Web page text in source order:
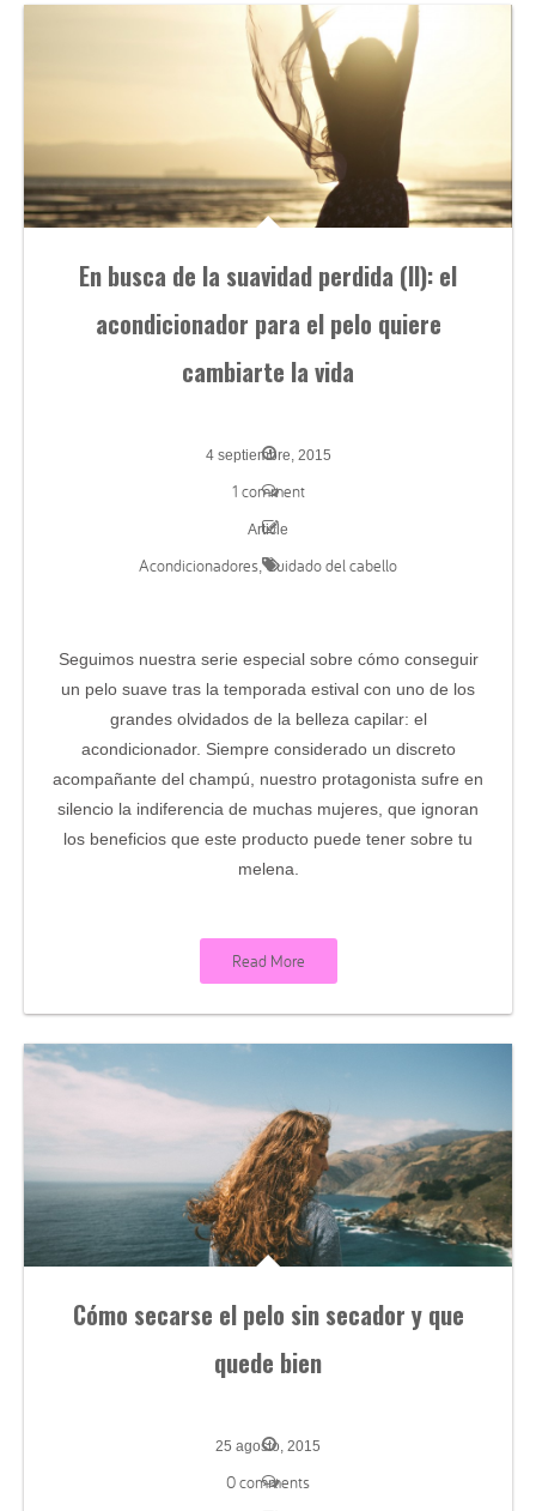
En busca de la suavidad perdida (II): el
acondicionador para el pelo quiere
cambiarte la vida
4 septiembre, 2015
1 comment
Article
Acondicionadores,Cuidado del cabello
Seguimos nuestra serie especial sobre cómo conseguir
un pelo suave tras la temporada estival con uno de los
grandes olvidados de la belleza capilar: el
acondicionador. Siempre considerado un discreto
acompañante del champú, nuestro protagonista sufre en
silencio la indiferencia de muchas mujeres, que ignoran
los beneficios que este producto puede tener sobre tu
melena.
Read More
Cómo secarse el pelo sin secador y que
quede bien
25 agosto, 2015
0 comments